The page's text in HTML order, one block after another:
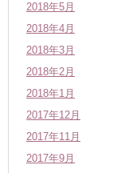
2018年5月
2018年4月
2018年3月
2018年2月
2018年1月
2017年12月
2017年11月
2017年9月